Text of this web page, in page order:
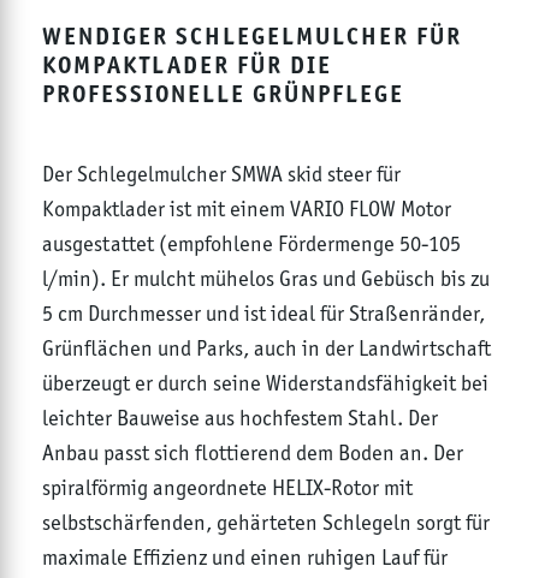
WENDIGER SCHLEGELMULCHER FÜR
KOMPAKTLADER FÜR DIE
PROFESSIONELLE GRÜNPFLEGE
Der Schlegelmulcher SMWA skid steer für
Kompaktlader ist mit einem VARIO FLOW Motor
ausgestattet (empfohlene Fördermenge 50-105
l/min). Er mulcht mühelos Gras und Gebüsch bis zu
5 cm Durchmesser und ist ideal für Straßenränder,
Grünflächen und Parks, auch in der Landwirtschaft
überzeugt er durch seine Widerstandsfähigkeit bei
leichter Bauweise aus hochfestem Stahl. Der
Anbau passt sich flottierend dem Boden an. Der
spiralförmig angeordnete HELIX-Rotor mit
selbstschärfenden, gehärteten Schlegeln sorgt für
maximale Effizienz und einen ruhigen Lauf für